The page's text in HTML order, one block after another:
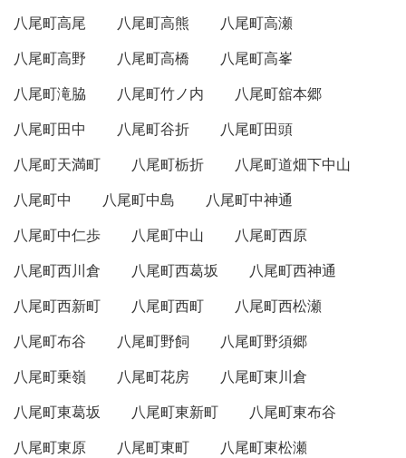
八尾町高尾
八尾町高熊
八尾町高瀬
八尾町高野
八尾町高橋
八尾町高峯
八尾町滝脇
八尾町竹ノ内
八尾町舘本郷
八尾町田中
八尾町谷折
八尾町田頭
八尾町天満町
八尾町栃折
八尾町道畑下中山
八尾町中
八尾町中島
八尾町中神通
八尾町中仁歩
八尾町中山
八尾町西原
八尾町西川倉
八尾町西葛坂
八尾町西神通
八尾町西新町
八尾町西町
八尾町西松瀬
八尾町布谷
八尾町野飼
八尾町野須郷
八尾町乗嶺
八尾町花房
八尾町東川倉
八尾町東葛坂
八尾町東新町
八尾町東布谷
八尾町東原
八尾町東町
八尾町東松瀬